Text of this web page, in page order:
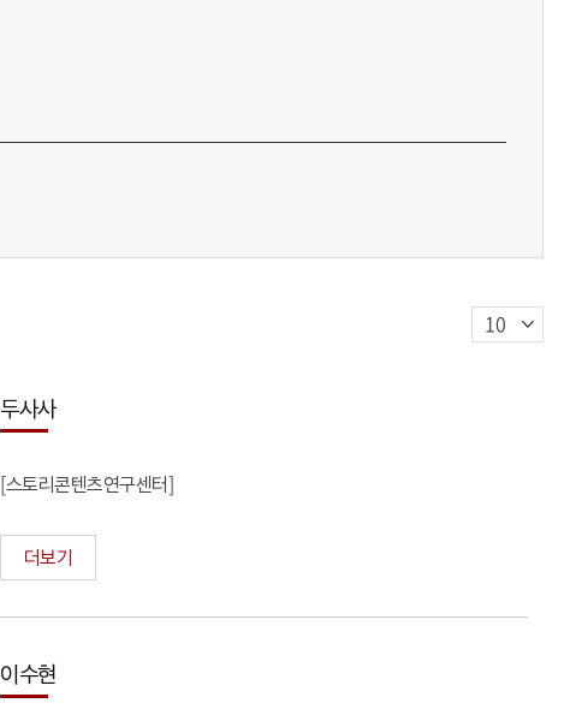
두사사
[스토리콘텐츠연구센터]
더보기
이수현